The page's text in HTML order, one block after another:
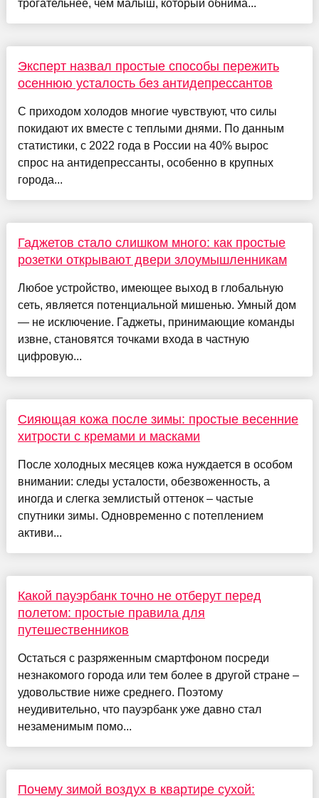
трогательнее, чем малыш, который обнима...
Эксперт назвал простые способы пережить
осеннюю усталость без антидепрессантов
С приходом холодов многие чувствуют, что силы
покидают их вместе с теплыми днями. По данным
статистики, с 2022 года в России на 40% вырос
спрос на антидепрессанты, особенно в крупных
города...
Гаджетов стало слишком много: как простые
розетки открывают двери злоумышленникам
Любое устройство, имеющее выход в глобальную
сеть, является потенциальной мишенью. Умный дом
— не исключение. Гаджеты, принимающие команды
извне, становятся точками входа в частную
цифровую...
Сияющая кожа после зимы: простые весенние
хитрости с кремами и масками
После холодных месяцев кожа нуждается в особом
внимании: следы усталости, обезвоженность, а
иногда и слегка землистый оттенок – частые
спутники зимы. Одновременно с потеплением
активи...
Какой пауэрбанк точно не отберут перед
полетом: простые правила для
путешественников
Остаться с разряженным смартфоном посреди
незнакомого города или тем более в другой стране –
удовольствие ниже среднего. Поэтому
неудивительно, что пауэрбанк уже давно стал
незаменимым помо...
Почему зимой воздух в квартире сухой: